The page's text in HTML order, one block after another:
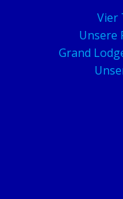
Vier
Unsere
Grand